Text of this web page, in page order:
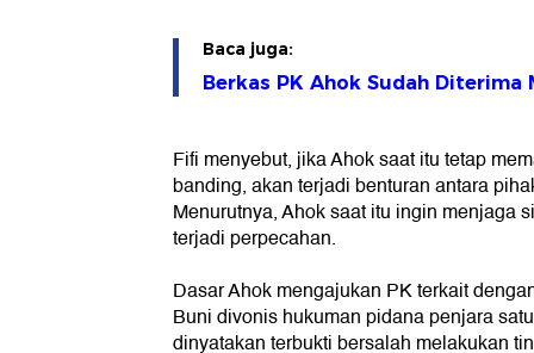
Baca juga:
Berkas PK Ahok Sudah Diterima
Fifi menyebut, jika Ahok saat itu tetap
banding, akan terjadi benturan antara
Menurutnya, Ahok saat itu ingin menjaga
terjadi perpecahan.
Dasar Ahok mengajukan PK terkait
Buni divonis hukuman pidana penjara
dinyatakan terbukti bersalah melakukan